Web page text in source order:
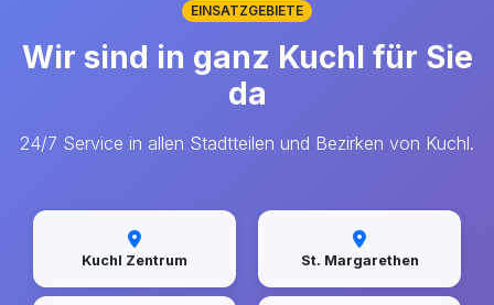
EINSATZGEBIETE
Wir sind in ganz Kuchl für Sie
da
24/7 Service in allen Stadtteilen und Bezirken von Kuchl.
Kuchl Zentrum St. Margarethen